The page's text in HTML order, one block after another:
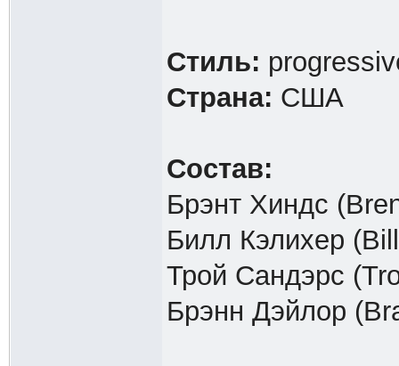
Стиль:
Страна: США
Состав:
Брэнт Хиндс
Билл Кэлихер
Трой Сандэрс
Брэнн Дэйлор